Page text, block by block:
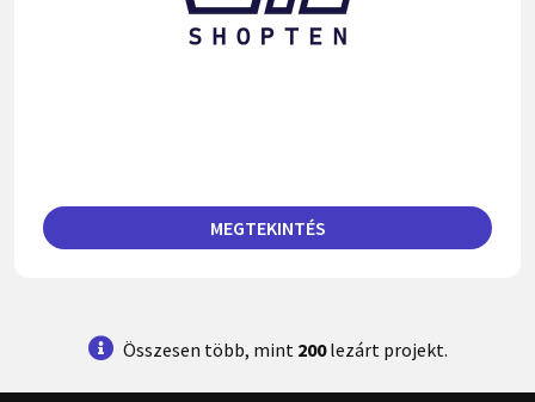
MEGTEKINTÉS
Összesen több, mint 200lezárt projekt.